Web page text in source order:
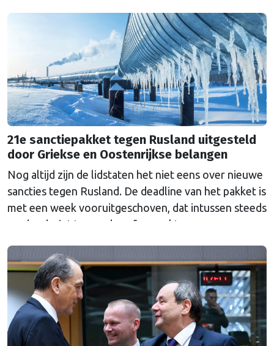
21e sanctiepakket tegen Rusland uitgesteld
door Griekse en Oostenrijkse belangen
Nog altijd zijn de lidstaten het niet eens over nieuwe
sancties tegen Rusland. De deadline van het pakket is
met een week vooruitgeschoven, dat intussen steeds
verder dreigt te worden afgezwakt.